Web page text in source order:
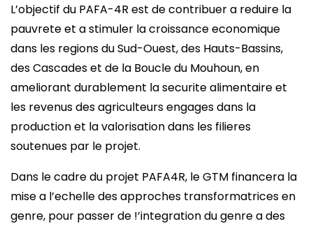
L’objectif du PAFA-4R est de contribuer a reduire la
pauvrete et a stimuler la croissance economique
dans les regions du Sud-Ouest, des Hauts-Bassins,
des Cascades et de la Boucle du Mouhoun, en
ameliorant durablement la securite alimentaire et
les revenus des agriculteurs engages dans la
production et la valorisation dans les filieres
soutenues par le projet.
Dans le cadre du projet PAFA4R, le GTM financera la
mise a l’echelle des approches transformatrices en
genre, pour passer de !’integration du genre a des